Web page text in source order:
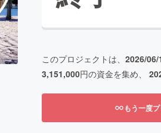
このプロジェクトは、 2026/06/
3,151,000円の資金を集め、
もう一度